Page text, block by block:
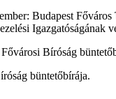
Budapest Főváros
Igazgatóságának
Bíróság
büntetőbírája.